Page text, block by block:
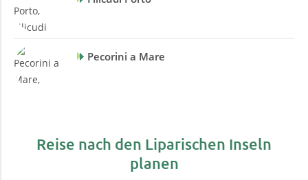
Pecorini a Mare
Reise nach den Liparischen Inseln
planen